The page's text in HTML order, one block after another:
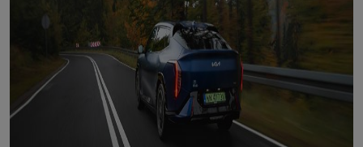
(zwykle nie więcej niż 3 lata, a maksymalnie 10 lat), a w przypadku, gdy
podstawą przetwarzania danych jest uzasadniony interes administratora,
do czasu zgłoszenia przez Ciebie skutecznego sprzeciwu.
Przekazywanie danych
Administratorzy danych mogą powierzać Twoje dane podwykonawcom IT,
księgowym, agencjom marketingowym etc. Zrobią to jedynie na
podstawie umowy o powierzenie przetwarzania danych zobowiązującej
taki podmiot do odpowiedniego zabezpieczenia danych i niekorzystania z
nich do własnych celów.